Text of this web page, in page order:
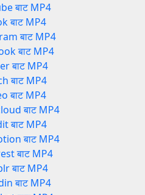
बाट MP4
बाट MP4
बाट MP4
बाट MP4
बाट MP4
बाट MP4
बाट MP4
बाट MP4
बाट MP4
बाट MP4
बाट MP4
बाट MP4
बाट MP4